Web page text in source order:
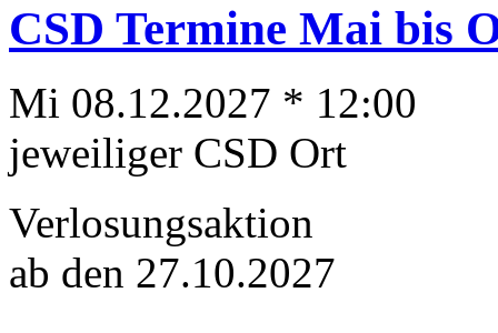
CSD Termine Mai bis
Mi 08.12.2027 * 12:00
jeweiliger CSD Ort
Verlosungsaktion
ab den 27.10.2027